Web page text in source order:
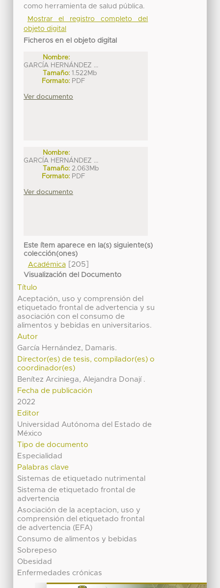
como herramienta de salud pública.
Mostrar el registro completo del
objeto digital
Ficheros en el objeto digital
Nombre:
GARCÍA HERNÁNDEZ ...
Tamaño: 1.522Mb
Formato: PDF
Ver documento
Nombre:
GARCÍA HERNÁNDEZ ...
Tamaño: 2.063Mb
Formato: PDF
Ver documento
Este ítem aparece en la(s) siguiente(s)
colección(ones)
Académica[205]
Visualización del Documento
Título
Aceptación, uso y comprensión del
etiquetado frontal de advertencia y su
asociación con el consumo de
alimentos y bebidas en universitarios.
Autor
García Hernández, Damaris.
Director(es) de tesis, compilador(es) o
coordinador(es)
Benítez Arciniega, Alejandra Donají .
Fecha de publicación
2022
Editor
Universidad Autónoma del Estado de
México
Tipo de documento
Especialidad
Palabras clave
Sistemas de etiquetado nutrimental
Sistema de etiquetado frontal de
advertencia
Asociación de la aceptacion, uso y
comprensión del etiquetado frontal
de advertencia (EFA)
Consumo de alimentos y bebidas
Sobrepeso
Obesidad
Enfermedades crónicas